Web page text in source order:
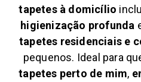
tapetes à domicílio
higienização profunda
tapetes residenciais e
pequenos. Ideal para
tapetes perto de mim,